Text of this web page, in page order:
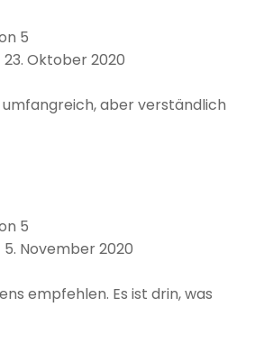
5
23. Oktober 2020
umfangreich, aber verständlich
5
5. November 2020
empfehlen. Es ist drin, was